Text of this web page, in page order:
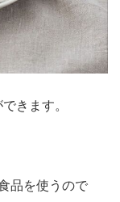
きます。
品を使うので